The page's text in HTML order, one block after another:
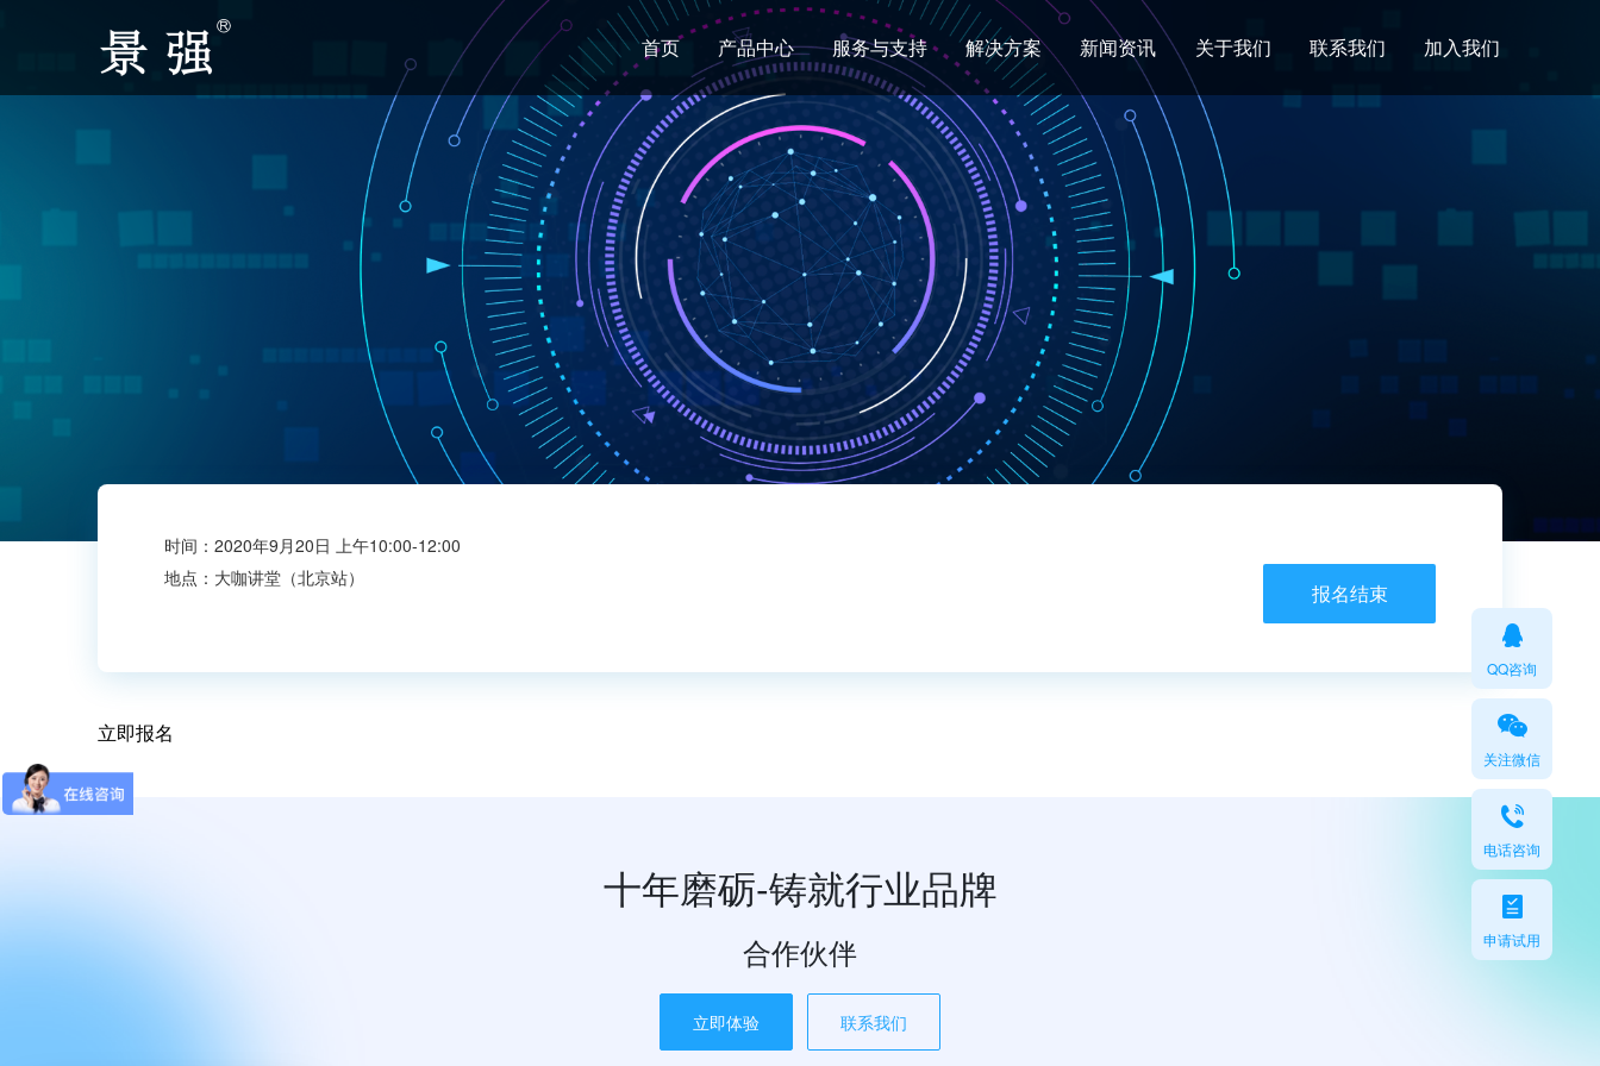
首页 产品中心 服务与支持 解决方案 新闻资讯 关于我们 联系我们 加入我们
时间：2020年9月20日 上午10:00-12:00
地点：大咖讲堂（北京站）
报名结束
立即报名
十年磨砺-铸就行业品牌
合作伙伴
立即体验 联系我们
QQ咨询
关注微信
电话咨询
申请试用